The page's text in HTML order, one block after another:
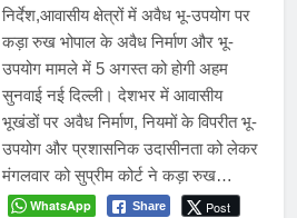
निर्देश,आवासीय क्षेत्रों में अवैध भू-उपयोग पर
कड़ा रुख भोपाल के अवैध निर्माण और भू-
उपयोग मामले में 5 अगस्त को होगी अहम
सुनवाई नई दिल्ली। देशभर में आवासीय
भूखंडों पर अवैध निर्माण, नियमों के विपरीत भू-
उपयोग और प्रशासनिक उदासीनता को लेकर
मंगलवार को सुप्रीम कोर्ट ने कड़ा रुख…
WhatsApp Share Post